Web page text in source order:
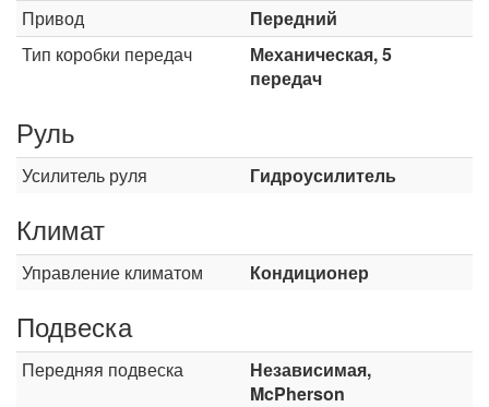
Привод
Передний
Тип коробки передач
Механическая, 5
передач
Руль
Усилитель руля Гидроусилитель
Климат
Управление климатом Кондиционер
Подвеска
Передняя подвеска
Независимая,
McPherson